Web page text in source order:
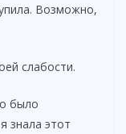
Возможно,
слабости.
было
знала этот